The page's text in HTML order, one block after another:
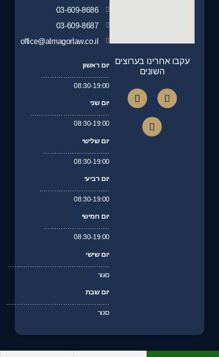
עקבו אחרינו בערוצים
השונים
03-609-8686
03-609-8687
office@almagorlaw.co.il
יום ראשון
08:30-19:00
יום שני
………………………………
08:30-19:00
יום שלישי
08:30-19:00
יום רביעי
08:30-19:00
יום חמישי
…………………………
08:30-19:00
יום שישי
סגור
יום שבת
………………………………………..
סגור